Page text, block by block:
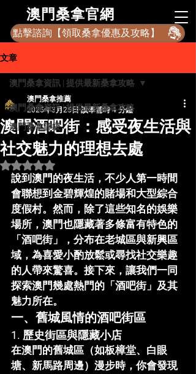
​澳門桑拿官網
點擊諮詢【領取桑拿優惠及攻略】
文章
澳門桑拿資訊 | 提供最新桑拿攻略
澳門桑拿評級
澳門桑拿資訊 | 提供最新桑拿攻略
澳門酒吧街：感受夜生活與
社交魅力的理想去處
澳門桑拿推薦
2025年3月25日 讀畢需時 4 分鐘
評等為 NaN（最高為 5 顆星）。
說到澳門的夜生活，不少人第一時間
會聯想到金碧輝煌的賭場和大型綜合
度假村。然而，除了這些知名的娛樂
場所，澳門也隱藏著多條富有特色的
「酒吧街」，分布在老城區與新興區
域，為喜愛小酌放鬆或尋找社交樂趣
的人帶來驚喜。接下來，讓我們一同
探索澳門幾處熱門的「酒吧街」及其
魅力所在。
一、舊城風情的酒吧街區
1. 歷史街區與隱藏小店
在澳門的舊城區（如板樟堂、白眼
塘、新馬路周邊）漫步時，你會發現